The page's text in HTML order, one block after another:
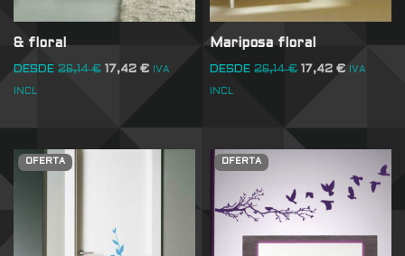
& floral
DESDE 26,14€ 17,42 € IVA
INCL
Mariposa floral
DESDE 26,14€ 17,42€ IVA
INCL
OFERTA OFERTA